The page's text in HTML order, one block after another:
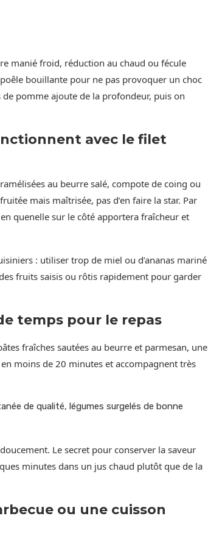
manié froid, réduction au chaud ou fécule
bouillante pour ne pas provoquer un choc
pomme ajoute de la profondeur, puis on
avec le filet
au beurre salé, compote de coing ou
mais maîtrisée, pas d’en faire la star. Par
quenelle sur le côté apportera fraîcheur et
: utiliser trop de miel ou d’ananas mariné
fruits saisis ou rôtis rapidement pour garder
temps pour le repas
fraîches sautées au beurre et parmesan, une
moins de 20 minutes et accompagnent très
de qualité, légumes surgelés de bonne
Le secret pour conserver la saveur
minutes dans un jus chaud plutôt que de la
ou une cuisson